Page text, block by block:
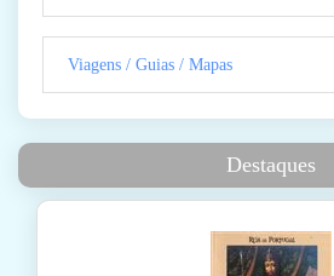
Viagens / Guias / Mapas
Destaques